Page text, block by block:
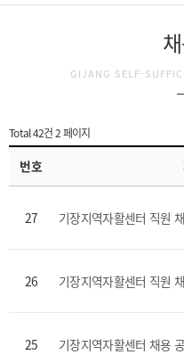
GIJANG SELF-
Total 42건2 페이지
번호
27 기장지역자활센터 직원
26 기장지역자활센터 직원
25 기장지역자활센터 채용